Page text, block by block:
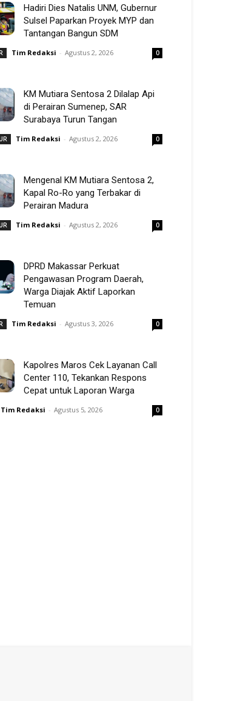
Hadiri Dies Natalis UNM, Gubernur
Sulsel Paparkan Proyek MYP dan
Tantangan Bangun SDM
Tim Redaksi - Agustus 2, 2026 0
KM Mutiara Sentosa 2 Dilalap Api
di Perairan Sumenep, SAR
Surabaya Turun Tangan
Tim Redaksi - Agustus 2, 2026 0
Mengenal KM Mutiara Sentosa 2,
Kapal Ro-Ro yang Terbakar di
Perairan Madura
Tim Redaksi - Agustus 2, 2026 0
DPRD Makassar Perkuat
Pengawasan Program Daerah,
Warga Diajak Aktif Laporkan
Temuan
Tim Redaksi - Agustus 3, 2026 0
Kapolres Maros Cek Layanan Call
Center 110, Tekankan Respons
Cepat untuk Laporan Warga
Tim Redaksi - Agustus 5, 2026 0